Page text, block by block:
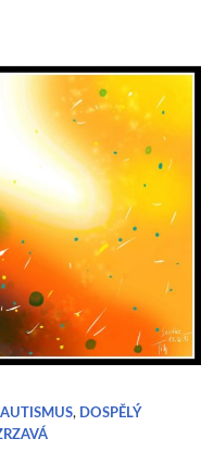
, DOSPĚLÝ